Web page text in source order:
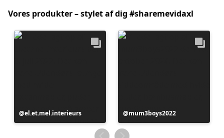
Vores produkter – stylet af dig #sharemevidaxl
Opslag
offentliggjort
el.et.mel.interieurs
Opslag
offentliggjort
af
mum3boys2022